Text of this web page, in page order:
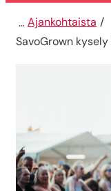
Ajankohtaista
SavoGrown